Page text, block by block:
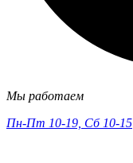
Мы работаем
Пн-Пт 10-19, Сб 10-15